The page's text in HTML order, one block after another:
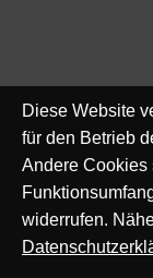
Diese Website
für den Betrieb
Andere Cookies
widerrufen.